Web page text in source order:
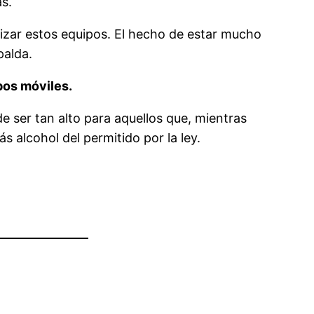
estos equipos. El hecho de estar mucho
móviles.
ser tan alto para aquellos que, mientras
alcohol del permitido por la ley.